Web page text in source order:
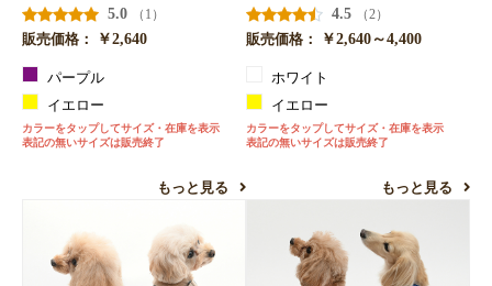
5.0
（1）
販売価格：
￥2,640
パープル
イエロー
カラーをタップしてサイズ・在庫を表示
表記の無いサイズは販売終了
もっと見る
4.5
（2）
販売価格：
￥2,640～4,400
ホワイト
イエロー
カラーをタップしてサイズ・在庫を表示
表記の無いサイズは販売終了
もっと見る